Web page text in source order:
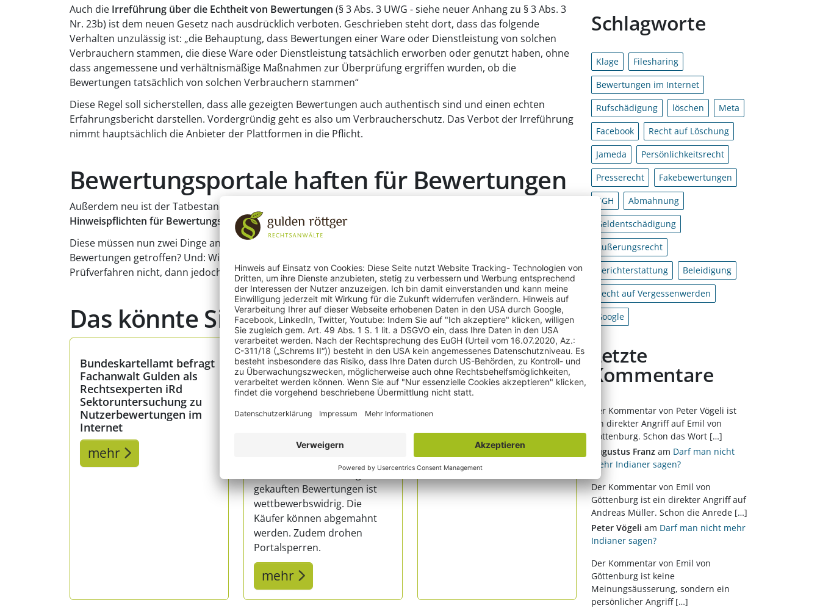
Auch die Irreführung über die Echtheit von Bewertungen (§ 3 Abs. 3 UWG - siehe neuer Anhang zu § 3 Abs. 3
Nr. 23b) ist dem neuen Gesetz nach ausdrücklich verboten. Geschrieben steht dort, dass das folgende
Verhalten unzulässig ist: „die Behauptung, dass Bewertungen einer Ware oder Dienstleistung von solchen
Verbrauchern stammen, die diese Ware oder Dienstleistung tatsächlich erworben oder genutzt haben, ohne
dass angemessene und verhältnismäßige Maßnahmen zur Überprüfung ergriffen wurden, ob die
Bewertungen tatsächlich von solchen Verbrauchern stammen“
Diese Regel soll sicherstellen, dass alle gezeigten Bewertungen auch authentisch sind und einen echten
Erfahrungsbericht darstellen. Vordergründig geht es also um Verbraucherschutz. Das Verbot der Irreführung
nimmt hauptsächlich die Anbieter der Plattformen in die Pflicht.
Bewertungsportale haften für Bewertungen
Außerdem neu ist der Tatbestand „
Hinweispflichten für Bewertungsplattformen(§§ 5a, 5b Abs. 3 UWG-neu).
Diese müssen nun zwei Dinge angeben: Wurden Mechanismen zur Sicherstellung der Authentizität von
Bewertungen getroffen? Und: Wie wurden diese getroffen? Zwingend einführen muss ein Unternehmen ein
Prüfverfahren nicht, dann jedoch angeben, dass es das nicht getan hat.
Das könnte Sie auch interessieren:
Bundeskartellamt befragt
Fachanwalt Gulden als
Rechtsexperten iRd
Sektoruntersuchung zu
Nutzerbewertungen im
Internet
mehr
Darf man Bewertungen
kaufen?
ist der Kauf von
Bewertungen legal?
illegal. Bereits der Kauf
Recht. Die Verwendung der
gekauften Bewertungen ist
wettbewerbswidrig. Die
Käufer können abgemahnt
werden. Zudem drohen
Portalsperren.
mehr
Gekaufte Bewertungen
müssen gekennzeichnet
sein - Stellungnahme
Schlagworte
Klage
Filesharing
Bewertungen im Internet
Rufschädigung
löschen
Meta
Facebook
Recht auf Löschung
Jameda
Persönlichkeitsrecht
Presserecht
Fakebewertungen
BGH
Abmahnung
Geldentschädigung
Äußerungsrecht
Berichterstattung
Beleidigung
Recht auf Vergessenwerden
Google
Letzte
Kommentare
Der Kommentar von Peter Vögeli ist
ein direkter Angriff auf Emil von
Göttenburg. Schon das Wort […]
Augustus Franz am Darf man nicht
mehr Indianer sagen?
Der Kommentar von Emil von
Göttenburg ist ein direkter Angriff auf
Andreas Müller. Schon die Anrede […]
Peter Vögeli am Darf man nicht mehr
Indianer sagen?
Der Kommentar von Emil von
Göttenburg ist keine
Meinungsäusserung, sondern ein
persönlicher Angriff […]